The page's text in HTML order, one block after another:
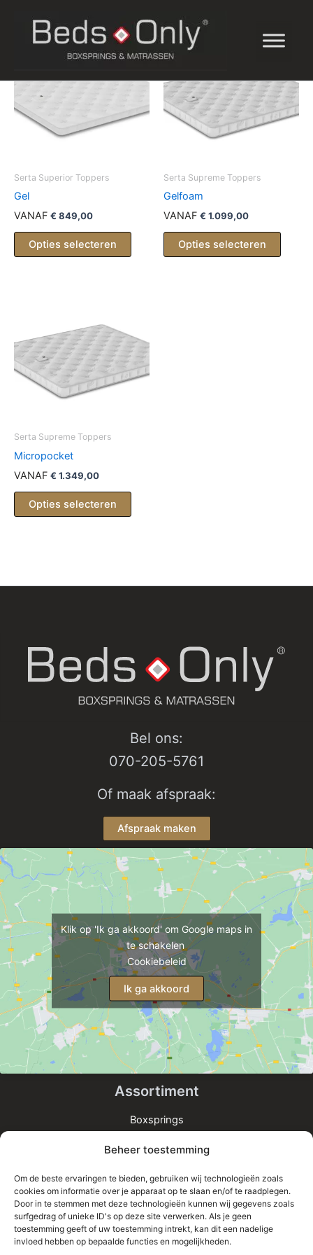
Beheer toestemming
Om de beste ervaringen te bieden, gebruiken wij technologieën zoals
cookies om informatie over je apparaat op te slaan en/of te raadplegen.
Door in te stemmen met deze technologieën kunnen wij gegevens zoals
surfgedrag of unieke ID's op deze site verwerken. Als je geen
toestemming geeft of uw toestemming intrekt, kan dit een nadelige
invloed hebben op bepaalde functies en mogelijkheden.
Serta Superior Toppers
Gel
VANAF € 849,00
Opties selecteren
Serta Supreme Toppers
Gelfoam
VANAF € 1.099,00
Opties selecteren
Serta Supreme Toppers
Micropocket
VANAF € 1.349,00
Opties selecteren
Bel ons:
070-205-5761
Of maak afspraak:
Afspraak maken
Klik op 'Ik ga akkoord' om Google maps in
te schakelen
Cookiebeleid
Ik ga akkoord
Assortiment
Boxsprings
Bedden
Informatie
Home
Shop